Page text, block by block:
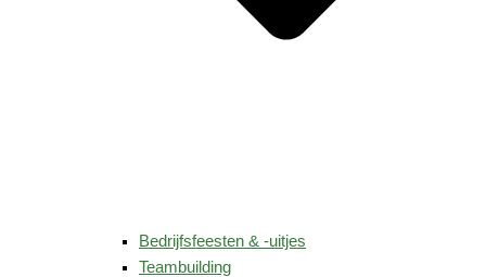
Bedrijfsfeesten & -uitjes
Teambuilding